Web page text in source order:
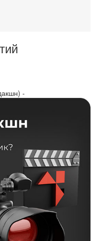
-